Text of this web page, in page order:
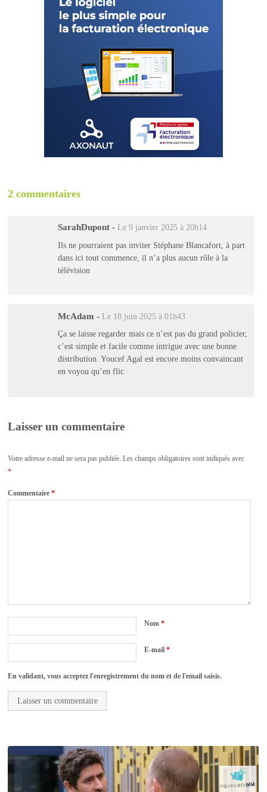
2 commentaires
SarahDupont - Le 9 janvier 2025 à 20h14
Ils ne pourraient pas inviter Stéphane Blancafort, à part
dans ici tout commence, il n’a plus aucun rôle à la
télévision
McAdam - Le 18 juin 2025 à 01h43
Ça se laisse regarder mais ce n’est pas du grand policier,
c’est simple et facile comme intrigue avec une bonne
distribution. Youcef Agal est encore moins convaincant
en voyou qu’en flic
Laisser un commentaire
Votre adresse e-mail ne sera pas publiée. Les champs obligatoires sont indiqués avec
*
Commentaire*
Nom*
E-mail*
En validant, vous acceptez l'enregistrement du nom et de l'email saisis.